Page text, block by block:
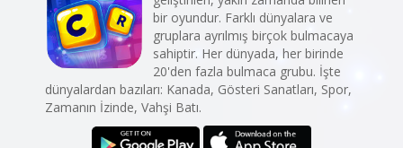
bir oyundur. Farklı dünyalara ve
gruplara ayrılmış birçok bulmacaya
sahiptir. Her dünyada, her birinde
20'den fazla bulmaca grubu. İşte
dünyalardan bazıları: Kanada, Gösteri Sanatları, Spor,
Zamanın İzinde, Vahşi Batı.